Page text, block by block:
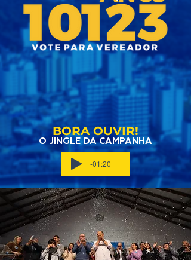
BORA OUVIR!
O JINGLE DA CAMPANHA
-01:20